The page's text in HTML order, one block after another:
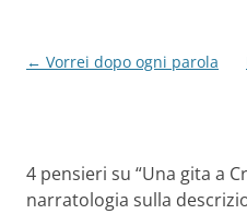
Navigazione
← Vorrei dopo ogni parola
4 pensieri su “Una gita a
narratologia sulla